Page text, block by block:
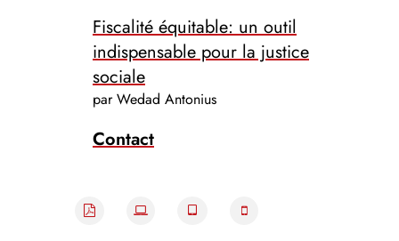
Fiscalité équitable: un outil
indispensable pour la justice
sociale
par Wedad Antonius
Contact